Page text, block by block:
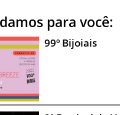
para você:
99º Bijoiais